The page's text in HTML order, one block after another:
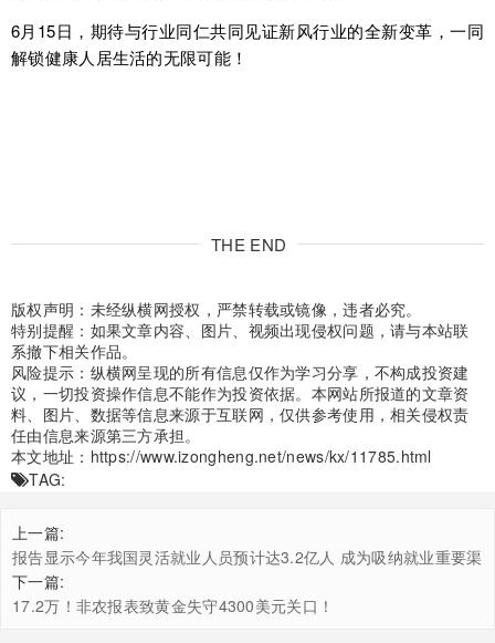
6月15日，期待与行业同仁共同见证新风行业的全新变革，一同
解锁健康人居生活的无限可能！
THE END
版权声明：未经纵横网授权，严禁转载或镜像，违者必究。
特别提醒：如果文章内容、图片、视频出现侵权问题，请与本站联
系撤下相关作品。
风险提示：纵横网呈现的所有信息仅作为学习分享，不构成投资建
议，一切投资操作信息不能作为投资依据。本网站所报道的文章资
料、图片、数据等信息来源于互联网，仅供参考使用，相关侵权责
任由信息来源第三方承担。
本文地址： https://www.izongheng.net/news/kx/11785.html
TAG:
上一篇:
报告显示今年我国灵活就业人员预计达3.2亿人 成为吸纳就业重要渠
道
下一篇:
17.2万！非农报表致黄金失守4300美元关口！